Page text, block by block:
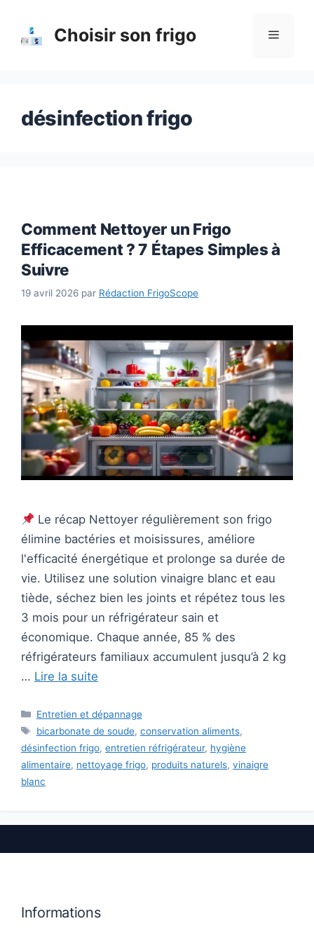
contenu
Choisir son frigo Menu
désinfection frigo
Comment Nettoyer un Frigo
Efficacement ? 7 Étapes Simples à
Suivre
19 avril 2026 par Rédaction FrigoScope
Le récap Nettoyer régulièrement son frigo
élimine bactéries et moisissures, améliore
l'efficacité énergétique et prolonge sa durée de
vie. Utilisez une solution vinaigre blanc et eau
tiède, séchez bien les joints et répétez tous les
3 mois pour un réfrigérateur sain et
économique. Chaque année, 85 % des
réfrigérateurs familiaux accumulent jusqu’à 2 kg
… Lire la suite
Catégories
Entretien et dépannage
Étiquettes
bicarbonate de soude, conservation aliments,
désinfection frigo, entretien réfrigérateur, hygiène
alimentaire, nettoyage frigo, produits naturels, vinaigre
blanc
Informations